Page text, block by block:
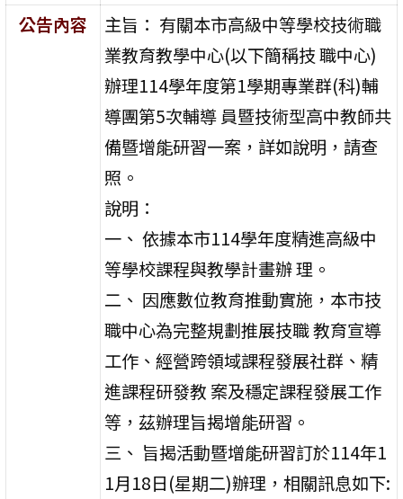
公告內容
主旨： 有關本市高級中等學校技術職
業教育教學中心(以下簡稱技 職中心)
辦理114學年度第1學期專業群(科)輔
導團第5次輔導 員暨技術型高中教師共
備暨增能研習一案，詳如說明，請查
照。
說明：
一、 依據本市114學年度精進高級中
等學校課程與教學計畫辦 理。
二、 因應數位教育推動實施，本市技
職中心為完整規劃推展技職 教育宣導
工作、經營跨領域課程發展社群、精
進課程研發教 案及穩定課程發展工作
等，茲辦理旨揭增能研習。
三、 旨揭活動暨增能研習訂於114年1
1月18日(星期二)辦理，相關訊息如下: